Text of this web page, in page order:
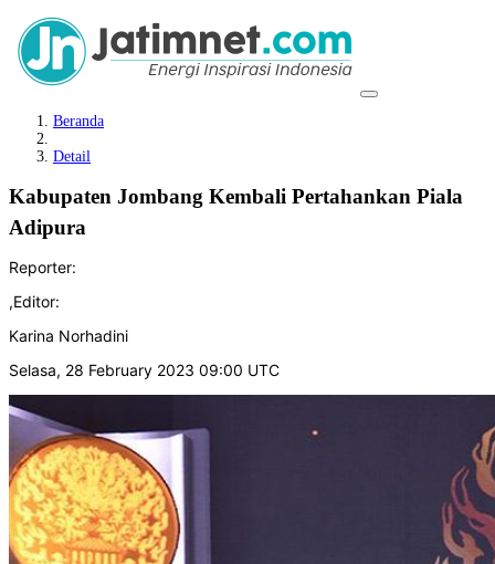
Beranda
Detail
Kabupaten Jombang Kembali Pertahankan Piala
Adipura
Reporter:
,Editor:
Karina Norhadini
Selasa, 28 February 2023 09:00 UTC